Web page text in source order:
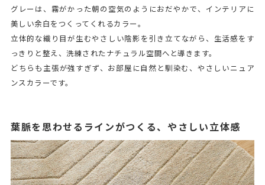
グレーは、霧がかった朝の空気のようにおだやかで、インテリアに
美しい余白をつくってくれるカラー。
立体的な織り目が生むやさしい陰影を引き立てながら、生活感をす
っきりと整え、洗練されたナチュラル空間へと導きます。
どちらも主張が強すぎず、お部屋に自然と馴染む、やさしいニュア
ンスカラーです。
葉脈を思わせるラインがつくる、やさしい立体感